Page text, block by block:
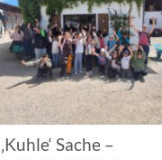
‚Kuhle‘ Sache –